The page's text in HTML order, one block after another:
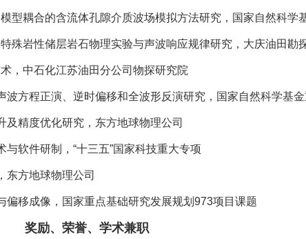
型耦合的含流体孔隙介质波场模拟方法研究，国家自然科学
殊岩性储层岩石物理实验与声波响应规律研究，大庆油田勘
，中石化江苏油田分公司物探研究院
波方程正演、逆时偏移和全波形反演研究，国家自然科学基金
及精度优化研究，东方地球物理公司
与软件研制，“十三五”国家科技重大专项
东方地球物理公司
偏移成像，国家重点基础研究发展规划973项目课题
奖励、荣誉、学术兼职